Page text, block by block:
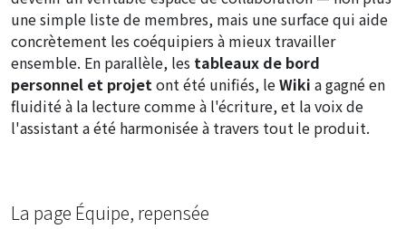
une simple liste de membres, mais une surface qui aide
concrètement les coéquipiers à mieux travailler
ensemble. En parallèle, les tableaux de bord
personnel et projet ont été unifiés, leWiki a gagné en
fluidité à la lecture comme à l'écriture, et la voix de
l'assistant a été harmonisée à travers tout le produit.
La page Équipe, repensée